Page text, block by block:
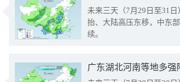
未来三天（7月29日至31
抬、大陆高压东移，中东
续。
广东湖北河南等地多